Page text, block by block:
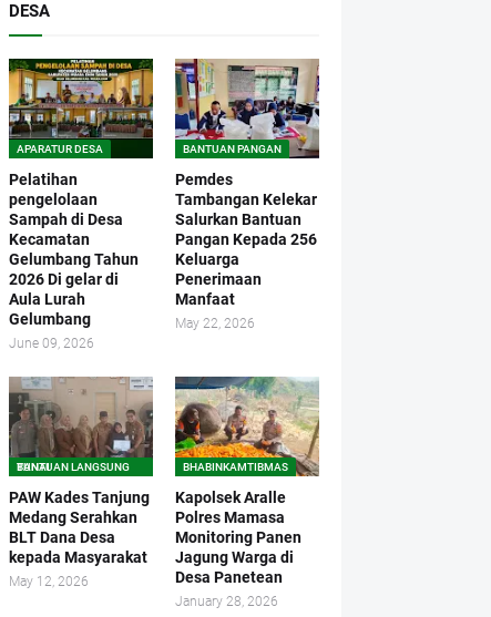
DESA
APARATUR DESA
Pelatihan
pengelolaan
Sampah di Desa
Kecamatan
Gelumbang Tahun
2026 Di gelar di
Aula Lurah
Gelumbang
June 09, 2026
BANTUAN PANGAN
Pemdes
Tambangan Kelekar
Salurkan Bantuan
Pangan Kepada 256
Keluarga
Penerimaan
Manfaat
May 22, 2026
BANTUAN LANGSUNG TUNAI
PAW Kades Tanjung
Medang Serahkan
BLT Dana Desa
kepada Masyarakat
May 12, 2026
BHABINKAMTIBMAS
Kapolsek Aralle
Polres Mamasa
Monitoring Panen
Jagung Warga di
Desa Panetean
January 28, 2026